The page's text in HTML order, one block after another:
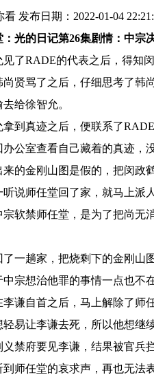
看 发布日期：2022-01-04
：光的日记第26集剧情：中宗
了RADE的代表之后，得知
尚贤骂了之后，仔细思考了韩
给徐智允。
到真迹之后，便联系了
办公室查看自己藏着的真迹，
的金刚山图是假的，把闵政
说师任堂回了家，就马上派
宗软禁师任堂，是为了把尚无
一趟家，把烧剩下的金刚山
中宗想治他罪的事情一点也不
谦自首之后，马上解除了师
轻易让李谦去死，所以他想继
义禁府要见李谦，结果被官兵
师任堂的哀求声，再也无法